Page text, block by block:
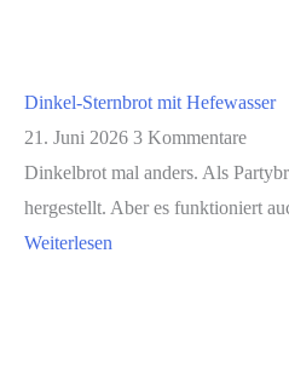
Dinkel-Sternbrot mit Hefewasser
21. Juni 2026 3 Kommentare
Dinkelbrot mal anders. Als
hergestellt. Aber es funktioniert
Weiterlesen